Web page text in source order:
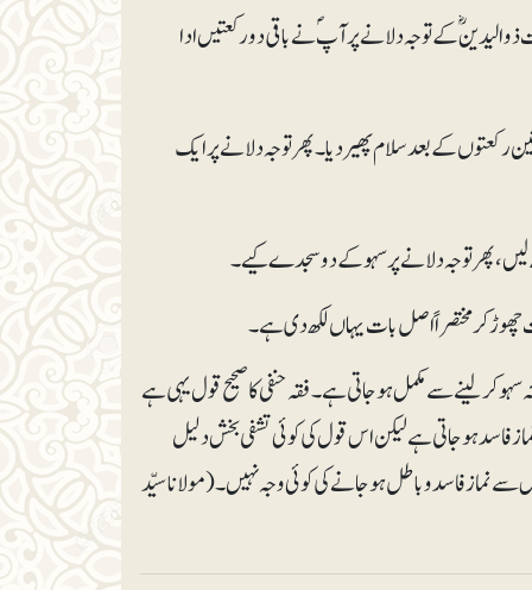
کے توجہ دلانے پر آپؐ نے باقی دو رکعتیں ادا
کے بعد سلام پھیر دیا۔ پھر توجہ دلانے پر ایک
پھر توجہ دلانے پر سہو کے دو سجدے کیے۔
چھوڑ کر مختصراً اصل بات یہاں لکھ دی ہے۔
کرلینے سے مکمل ہوجاتی ہے۔ فقہ حنفی کا صحیح قول یہی ہے
فاسد ہوجاتی ہے لیکن اس قول کی کوئی تشفی بخش دلیل
فاسد و باطل ہوجانے کی کوئی وجہ نہیں۔ (مولانا سیّد